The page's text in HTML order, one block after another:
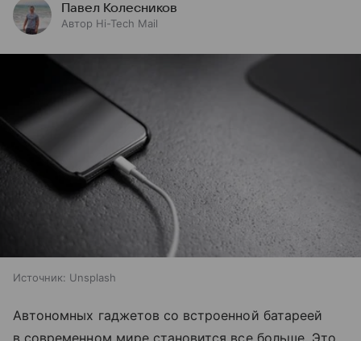
Павел Колесников
Автор Hi-Tech Mail
Источник: Unsplash
Автономных гаджетов со встроенной батареей
в современном мире становится все больше. Это